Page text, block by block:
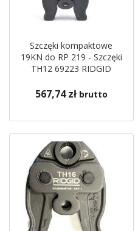
Szczęki kompaktowe
19KN do RP 219 - Szczęki
TH12 69223 RIDGID
567,74 zł brutto